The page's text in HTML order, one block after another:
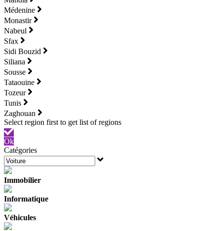
Médenine
Monastir
Nabeul
Sfax
Sidi Bouzid
Siliana
Sousse
Tataouine
Tozeur
Tunis
Zaghouan
Ok
Catégories
Immobilier
Informatique
Véhicules